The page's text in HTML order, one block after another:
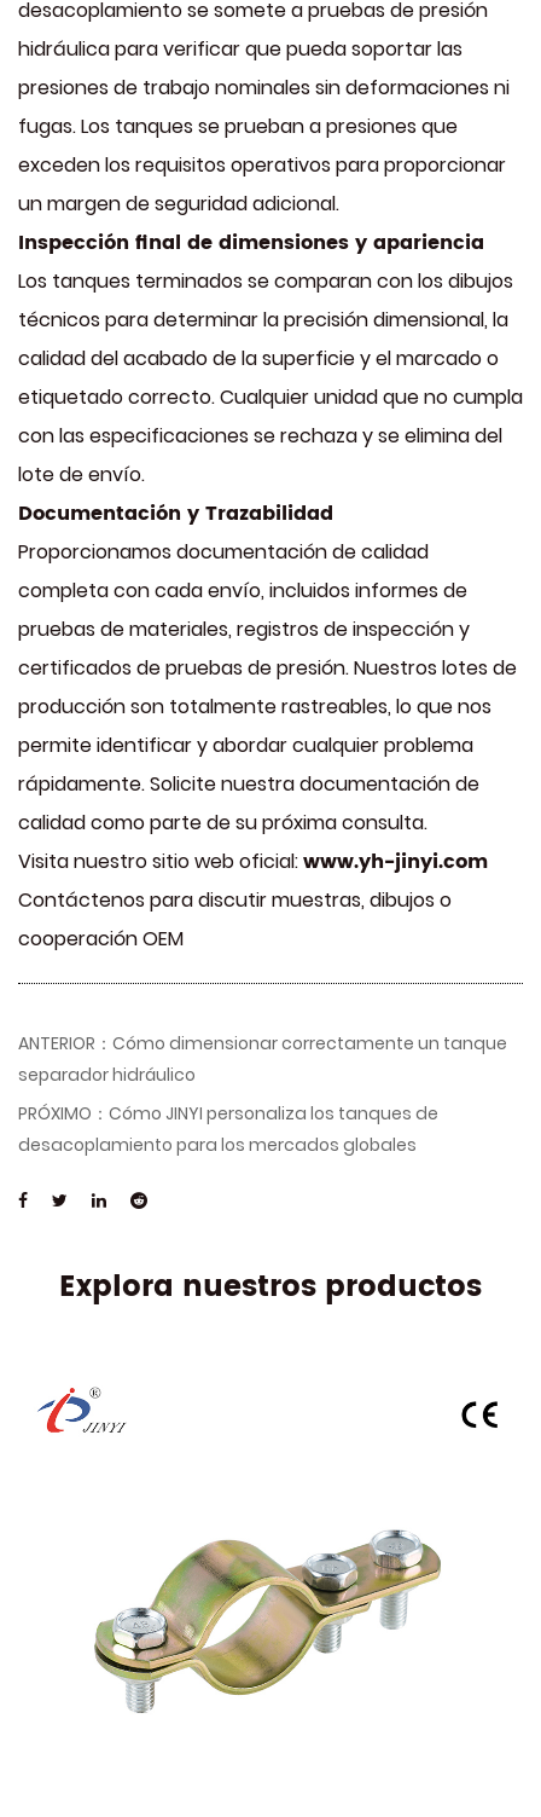
desacoplamiento se somete a pruebas de presión
hidráulica para verificar que pueda soportar las
presiones de trabajo nominales sin deformaciones ni
fugas. Los tanques se prueban a presiones que
exceden los requisitos operativos para proporcionar
un margen de seguridad adicional.
Inspección final de dimensiones y apariencia
Los tanques terminados se comparan con los dibujos
técnicos para determinar la precisión dimensional, la
calidad del acabado de la superficie y el marcado o
etiquetado correcto. Cualquier unidad que no cumpla
con las especificaciones se rechaza y se elimina del
lote de envío.
Documentación y Trazabilidad
Proporcionamos documentación de calidad
completa con cada envío, incluidos informes de
pruebas de materiales, registros de inspección y
certificados de pruebas de presión. Nuestros lotes de
producción son totalmente rastreables, lo que nos
permite identificar y abordar cualquier problema
rápidamente. Solicite nuestra documentación de
calidad como parte de su próxima consulta.
Visita nuestro sitio web oficial:www.yh-jinyi.com
Contáctenos para discutir muestras, dibujos o
cooperación OEM
ANTERIOR：Cómo dimensionar correctamente un tanque
separador hidráulico
PRÓXIMO：Cómo JINYI personaliza los tanques de
desacoplamiento para los mercados globales
Explora nuestros productos